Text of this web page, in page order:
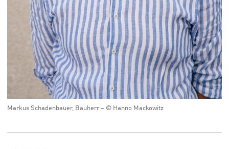
Markus Schadenbauer, Bauherr – © Hanno Mackowitz